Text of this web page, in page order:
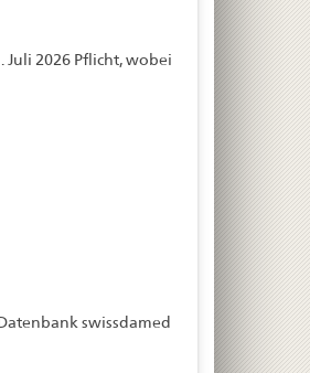
2026 Pflicht, wobei
swissdamed